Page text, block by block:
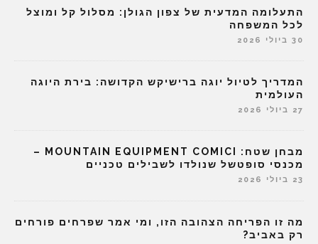
התעלומה המדעית של צפון הגולן: מסלול קל ומוצל
לכל המשפחה
30 ביולי 2026
המדריך לטיול יוגה ברישיקש הקדושה: בירת היוגה
העולמית
27 ביולי 2026
מבחן שטח: MOUNTAIN EQUIPMENT COMICI –
מכנסי סופטשל שנולדו לשבילים טכניים
23 ביולי 2026
מה זו הפריחה הצהובה הזו, ומי אמר שפרחים פורחים
רק באביב?